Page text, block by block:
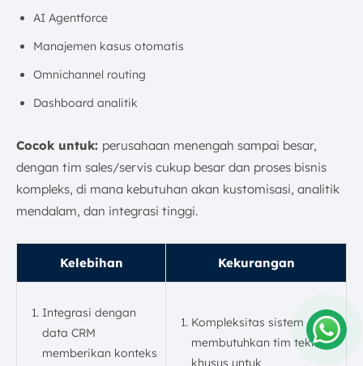
AI Agentforce
Manajemen kasus otomatis
Omnichannel routing
Dashboard analitik
Cocok untuk: perusahaan menengah sampai besar,
dengan tim sales/servis cukup besar dan proses bisnis
kompleks, di mana kebutuhan akan kustomisasi, analitik
mendalam, dan integrasi tinggi.
Kelebihan Kekurangan
Integrasi dengan
data CRM
memberikan konteks
Kompleksitas sistem
membutuhkan tim teknis
khusus untuk